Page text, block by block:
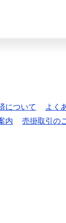
について
よく
内 売掛取引の